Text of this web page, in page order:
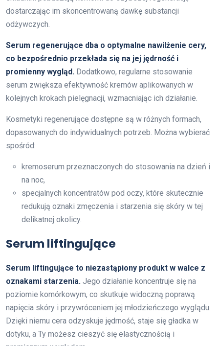
dostarczając im skoncentrowaną dawkę substancji
odżywczych.
Serum regenerujące dba o optymalne nawilżenie cery,
co bezpośrednio przekłada się na jej jędrność i
promienny wygląd. Dodatkowo, regularne stosowanie
serum zwiększa efektywność kremów aplikowanych w
kolejnych krokach pielęgnacji, wzmacniając ich działanie.
Kosmetyki regenerujące dostępne są w różnych formach,
dopasowanych do indywidualnych potrzeb. Można wybierać
spośród:
kremoserum przeznaczonych do stosowania na dzień i
na noc,
specjalnych koncentratów pod oczy, które skutecznie
redukują oznaki zmęczenia i starzenia się skóry w tej
delikatnej okolicy.
Serum liftingujące
Serum liftingujące to niezastąpiony produkt w walce z
oznakami starzenia. Jego działanie koncentruje się na
poziomie komórkowym, co skutkuje widoczną poprawą
napięcia skóry i przywróceniem jej młodzieńczego wyglądu.
Dzięki niemu cera odzyskuje jędrność, staje się gładka w
dotyku, a Ty możesz cieszyć się elastycznością i